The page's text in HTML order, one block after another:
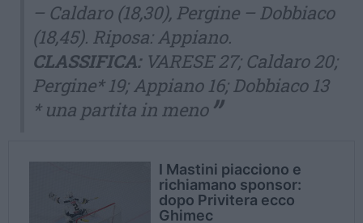
– Caldaro (18,30), Pergine – Dobbiaco
(18,45). Riposa: Appiano.
CLASSIFICA:VARESE 27; Caldaro 20;
Pergine* 19; Appiano 16; Dobbiaco 13
* una partita in meno